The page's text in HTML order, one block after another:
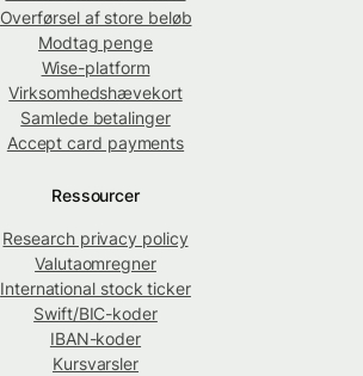
Overførsel af store beløb
Modtag penge
Wise-platform
Virksomhedshævekort
Samlede betalinger
Accept card payments
Ressourcer
Research privacy policy
Valutaomregner
International stock ticker
Swift/BIC-koder
IBAN-koder
Kursvarsler